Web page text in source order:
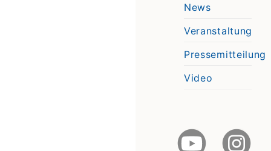
News
Veranstaltung
Pressemitteilung
Video